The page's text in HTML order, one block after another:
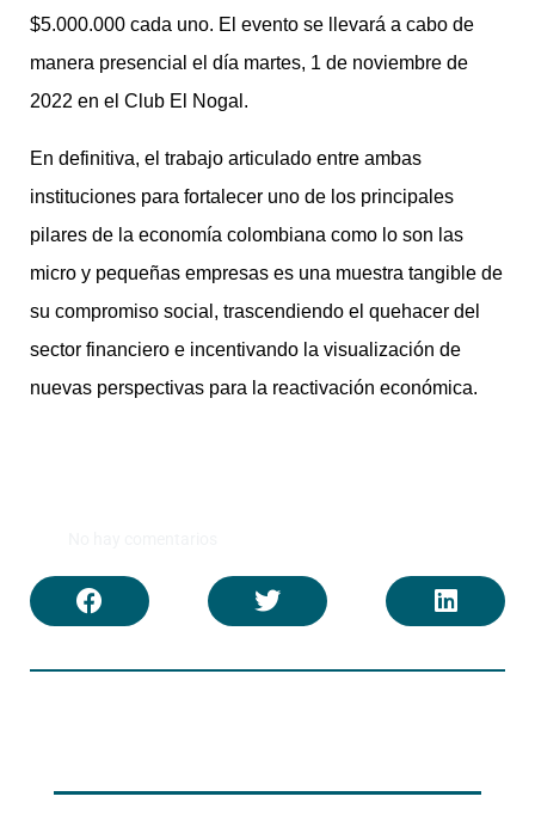
$5.000.000 cada uno. El evento se llevará a cabo de
manera presencial el día martes, 1 de noviembre de
2022 en el Club El Nogal.
En definitiva, el trabajo articulado entre ambas
instituciones para fortalecer uno de los principales
pilares de la economía colombiana como lo son las
micro y pequeñas empresas es una muestra tangible de
su compromiso social, trascendiendo el quehacer del
sector financiero e incentivando la visualización de
nuevas perspectivas para la reactivación económica.